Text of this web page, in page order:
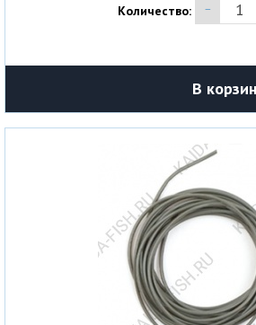
Количество:
В